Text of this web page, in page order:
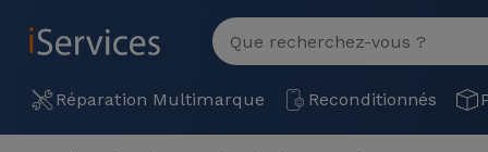
Réparation Multimarque Reconditionnés
MENU
Réparation
Voir